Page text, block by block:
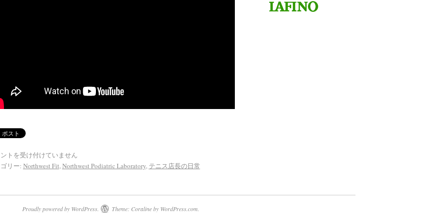
トを受け付けていません
リー: Northwest Fit,Northwest Podiatric Laboratory, テニス店長の日常
Proudly powered by WordPress. Theme: Coraline by WordPress.com.